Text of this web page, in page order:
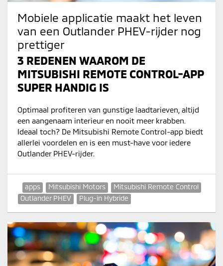
Mobiele applicatie maakt het leven
van een Outlander PHEV-rijder nog
prettiger
3 REDENEN WAAROM DE
MITSUBISHI REMOTE CONTROL-APP
SUPER HANDIG IS
Optimaal profiteren van gunstige laadtarieven, altijd
een aangenaam interieur en nooit meer krabben.
Ideaal toch? De Mitsubishi Remote Control-app biedt
allerlei voordelen en is een must-have voor iedere
Outlander PHEV-rijder.
apps Mitsubishi Motors
Mitsubishi Remote Control
Outlander PHEV
Plug-in Hybride